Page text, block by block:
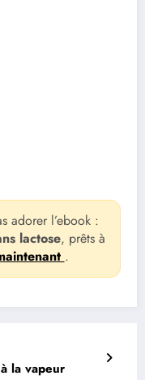
adorer l’ebook :
lactose, prêts à
.
la vapeur